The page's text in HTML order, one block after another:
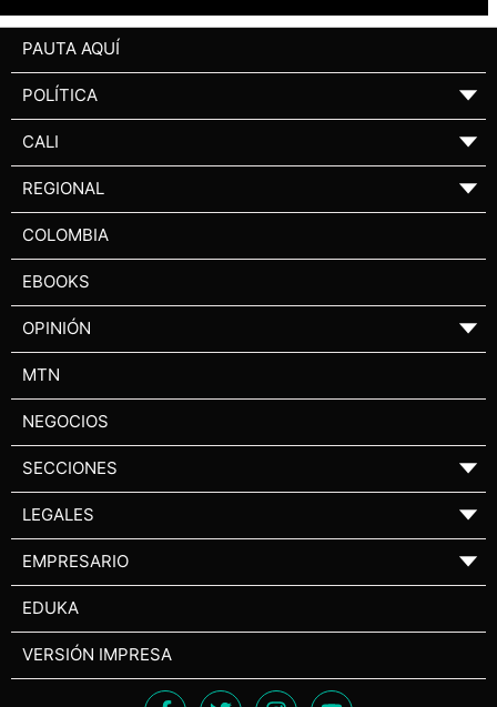
PAUTA AQUÍ
POLÍTICA ▼
CALI ▼
REGIONAL ▼
COLOMBIA
EBOOKS
OPINIÓN ▼
MTN
NEGOCIOS
SECCIONES ▼
LEGALES ▼
EMPRESARIO ▼
EDUKA
VERSIÓN IMPRESA